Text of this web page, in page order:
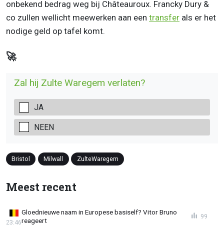
onbekend bedrag weg bij Châteauroux. Francky Dury &
co zullen wellicht meewerken aan een transfer als er het
nodige geld op tafel komt.
🚀
Zal hij Zulte Waregem verlaten?
JA
NEEN
Bristol Milwall ZulteWaregem
Meest recent
Gloednieuwe naam in Europese basiself? Vitor Bruno
reageert
23:46
99